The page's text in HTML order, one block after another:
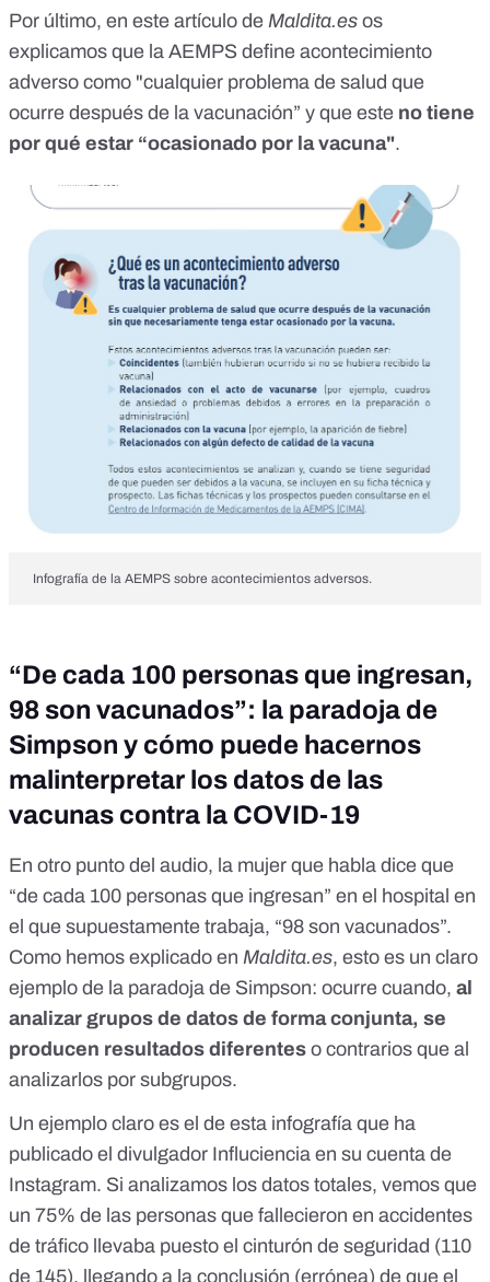
Por último, en este artículo de Maldita.es os
explicamos que la AEMPS define acontecimiento
adverso como "cualquier problema de salud que
ocurre después de la vacunación” y que este no tiene
por qué estar “ocasionado por la vacuna".
Infografía de la AEMPS sobre acontecimientos adversos.
“De cada 100 personas que ingresan,
98 son vacunados”: la paradoja de
Simpson y cómo puede hacernos
malinterpretar los datos de las
vacunas contra la COVID-19
En otro punto del audio, la mujer que habla dice que
“de cada 100 personas que ingresan” en el hospital en
el que supuestamente trabaja, “98 son vacunados”.
Como hemos explicado en Maldita.es, esto es un claro
ejemplo de la paradoja de Simpson: ocurre cuando, al
analizar grupos de datos de forma conjunta, se
producen resultados diferentes o contrarios que al
analizarlos por subgrupos.
Un ejemplo claro es el de esta infografía que ha
publicado el divulgador Influciencia en su cuenta de
Instagram. Si analizamos los datos totales, vemos que
un 75% de las personas que fallecieron en accidentes
de tráfico llevaba puesto el cinturón de seguridad (110
de 145), llegando a la conclusión (errónea) de que el